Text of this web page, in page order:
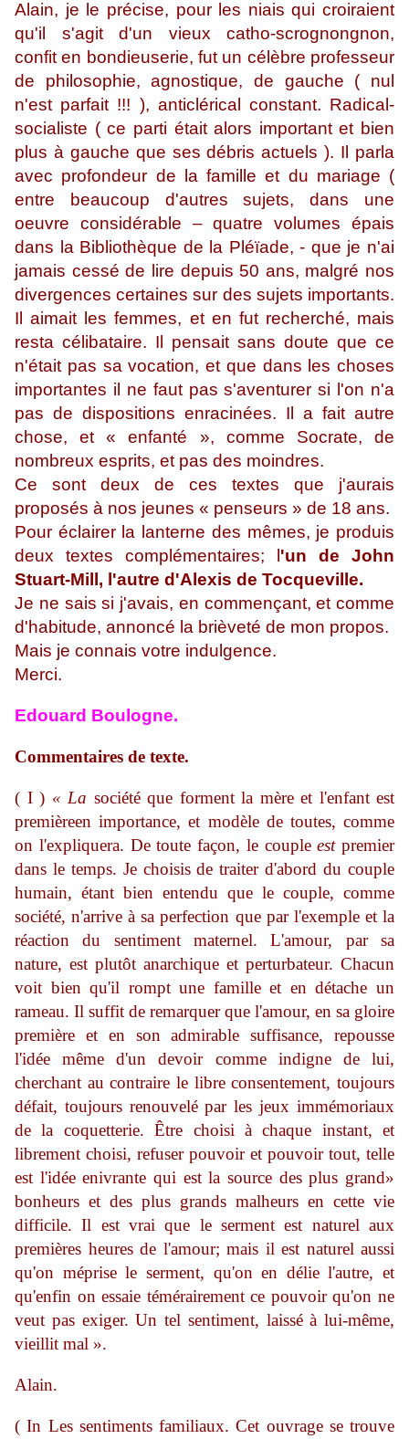
Alain, je le précise, pour les niais qui croiraient
qu'il s'agit d'un vieux catho-scrognongnon,
confit en bondieuserie, fut un célèbre professeur
de philosophie, agnostique, de gauche ( nul
n'est parfait !!! ), anticlérical constant. Radical-
socialiste ( ce parti était alors important et bien
plus à gauche que ses débris actuels ). Il parla
avec profondeur de la famille et du mariage (
entre beaucoup d'autres sujets, dans une
oeuvre considérable – quatre volumes épais
dans la Bibliothèque de la Pléïade, - que je n'ai
jamais cessé de lire depuis 50 ans, malgré nos
divergences certaines sur des sujets importants.
Il aimait les femmes, et en fut recherché, mais
resta célibataire. Il pensait sans doute que ce
n'était pas sa vocation, et que dans les choses
importantes il ne faut pas s'aventurer si l'on n'a
pas de dispositions enracinées. Il a fait autre
chose, et « enfanté », comme Socrate, de
nombreux esprits, et pas des moindres.
Ce sont deux de ces textes que j'aurais
proposés à nos jeunes « penseurs » de 18 ans.
Pour éclairer la lanterne des mêmes, je produis
deux textes complémentaires; l 'un de John
Stuart-Mill, l'autre d'Alexis de Tocqueville.
Je ne sais si j'avais, en commençant, et comme
d'habitude, annoncé la brièveté de mon propos.
Mais je connais votre indulgence.
Merci.
Edouard Boulogne.
Commentaires de texte.
( I ) « La société que forment la mère et l'enfant est
premièreen importance, et modèle de toutes, comme
on l'expliquera. De toute façon, le couple est premier
dans le temps. Je choisis de traiter d'abord du couple
humain, étant bien entendu que le couple, comme
société, n'arrive à sa perfection que par l'exemple et la
réaction du sentiment maternel. L'amour, par sa
nature, est plutôt anarchique et perturbateur. Chacun
voit bien qu'il rompt une famille et en détache un
rameau. Il suffit de remarquer que l'amour, en sa gloire
première et en son admirable suffisance, repousse
l'idée même d'un devoir comme indigne de lui,
cherchant au contraire le libre consentement, toujours
défait, toujours renouvelé par les jeux immé­moriaux
de la coquetterie. Être choisi à chaque instant, et
librement choisi, refuser pouvoir et pouvoir tout, telle
est l'idée enivrante qui est la source des plus grand»
bonheurs et des plus grands malheurs en cette vie
difficile. Il est vrai que le serment est naturel aux
premières heures de l'amour; mais il est naturel aussi
qu'on méprise le serment, qu'on en délie l'autre, et
qu'enfin on essaie témérairement ce pouvoir qu'on ne
veut pas exiger. Un tel sentiment, laissé à lui-même,
vieillit mal ».
Alain.
( In Les sentiments familiaux. Cet ouvrage se trouve